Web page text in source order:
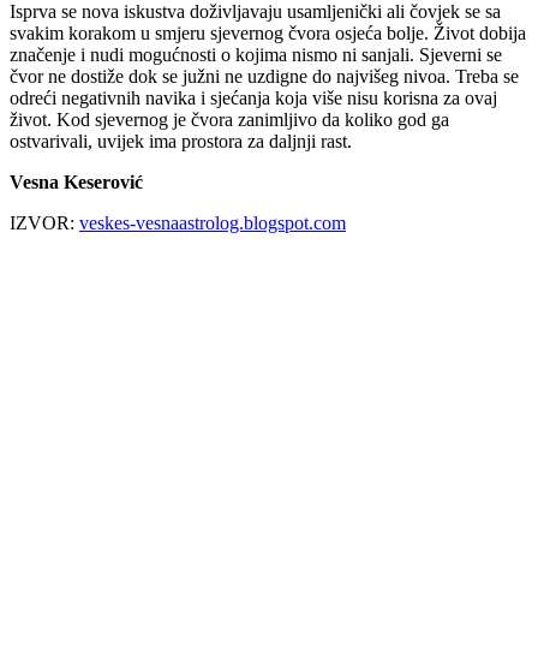
Isprva se nova iskustva doživljavaju usamljenički ali čovjek se sa
svakim korakom u smjeru sjevernog čvora osjeća bolje. Život dobija
značenje i nudi mogućnosti o kojima nismo ni sanjali. Sjeverni se
čvor ne dostiže dok se južni ne uzdigne do najvišeg nivoa. Treba se
odreći negativnih navika i sjećanja koja više nisu korisna za ovaj
život. Kod sjevernog je čvora zanimljivo da koliko god ga
ostvarivali, uvijek ima prostora za daljnji rast.
Vesna Keserović
IZVOR: veskes-vesnaastrolog.blogspot.com